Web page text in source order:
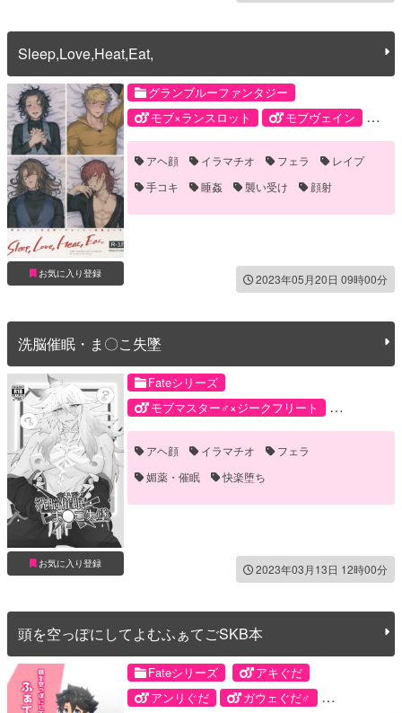
Sleep,Love,Heat,Eat,
お気に入り登録
グランブルーファンタジー
モブ×ランスロット
モブヴェイン
モブジーク
モブパシ
ヴェイン
ジークフリート
パーシヴァル
ランスロット
アヘ顔 イラマチオ フェラ
レイプ
手コキ
睡姦 襲い受け 顔射
2023年05月20日 09時00分
洗脳催眠・ま〇こ失墜
お気に入り登録
Fateシリーズ
モブマスター♂×ジークフリート
ジークフリート
モブマスター♂
アヘ顔 イラマチオ
フェラ
媚薬・催眠
快楽堕ち
2023年03月13日 12時00分
頭を空っぽにしてよむふぁてごSKB本
Fateシリーズ
アキぐだ
アンリぐだ
ガウェぐだ♂